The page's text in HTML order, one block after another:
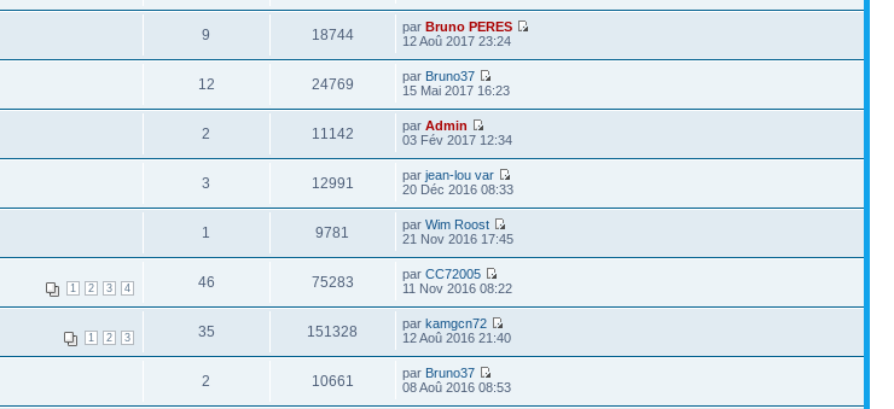
9 18744 parBruno PERES
12 Aoû 2017 23:24
12 24769 par Bruno37
15 Mai 2017 16:23
2 11142 parAdmin
03 Fév 2017 12:34
3 12991 parjean-lou var
20 Déc 2016 08:33
1 9781 parWim Roost
21 Nov 2016 17:45
1 2 3 4 46 75283 parCC72005
11 Nov 2016 08:22
1 2 3 35 151328 parkamgcn72
12 Aoû 2016 21:40
2 10661 par Bruno37
08 Aoû 2016 08:53